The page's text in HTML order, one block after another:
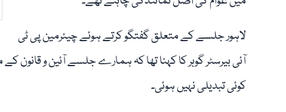
لاہور جلسے کے متعلق گفتگو کرتے ہوئے چیئرمین پی ٹی
آئی بیرسٹر گوہر کا کہنا تھا کہ ہمارے جلسے آئین و
کوئی تبدیلی نہیں ہوئی۔